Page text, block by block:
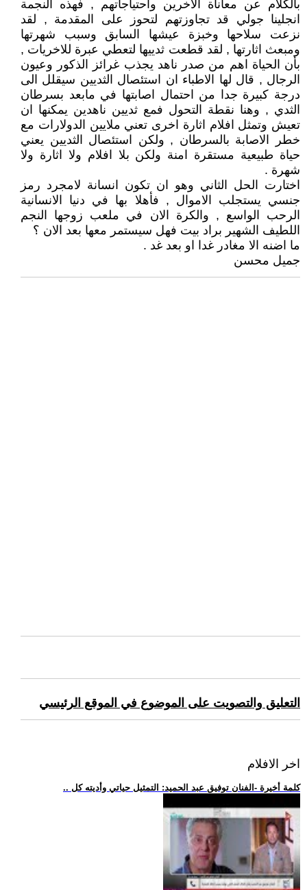
بالكلام عن معاناة الاخرين واحتياجاتهم , فهذه النجمة
انجلينا جولي قد تجاوزتهم لتحوز على المقدمة , لقد
نزعت سلاحها وخبزة عيشها السابق وسبب شهرتها
ومبعث اثارتها , لقد قطعت ثدييها لتعطي عبرة للاخريات ,
بأن الحياة اهم من صدر ناهد يجذب غرائز الذكور وعيون
الرجال , قال لها الاطباء ان استئصال الثديين سيقلل الى
درجة كبيرة جدا من احتمال اصابتها في مابعد بسرطان
الثدي , وهنا نقطة التحول فمع ثديين ناهدين يمكنها ان
تعيش وتمثل افلام اثارة اخرى تعني ملايين الدولارات مع
خطر الاصابة بالسرطان , ولكن استئصال الثديين يعني
حياة طبيعية مستقرة امنة ولكن بلا افلام ولا اثارة ولا
شهرة .
اختارت الحل الثاني وهو ان تكون انسانة لامجرد رمز
جنسي يستجلب الاموال , فأهلا بها في دنيا الانسانية
الرحب الواسع , والكرة الان في ملعب زوجها النجم
اللطيف الشهير براد بيت فهل سيستمر معها بعد الان ؟
ما اضنه الا مغادر غدا او بعد غد .
جميل محسن
التعليق والتصويت على الموضوع في الموقع الرئيسي
اخر الافلام
.. كلمة أخيرة -الفنان توفيق عبد الحميد: التمثيل حياتي وأديته كل